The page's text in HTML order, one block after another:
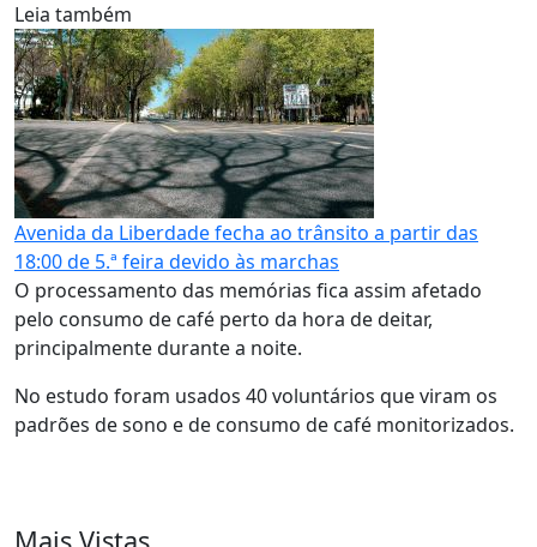
Leia também
Avenida da Liberdade fecha ao trânsito a partir das
18:00 de 5.ª feira devido às marchas
O processamento das memórias fica assim afetado
pelo consumo de café perto da hora de deitar,
principalmente durante a noite.
No estudo foram usados 40 voluntários que viram os
padrões de sono e de consumo de café monitorizados.